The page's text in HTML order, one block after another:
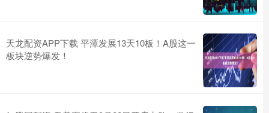
天龙配资APP下载 平潭发展13天10板！A股这一
板块逆势爆发！